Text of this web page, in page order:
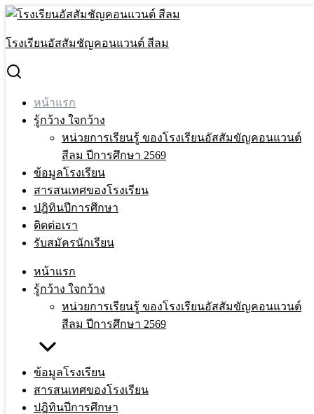
Skip
content
โรงเรียนอัสสัมชัญคอนแวนต์ สีลม
หน้าแรก
รู้กว้าง ใจกว้าง
หน่วยการเรียนรู้ ของโรงเรียนอัสสัมขัญคอนแวนต์
สีลม ปีการศึกษา 2569
ข้อมูลโรงเรียน
สารสนเทศของโรงเรียน
ปฎิทินปีการศึกษา
ติดต่อเรา
รับสมัครนักเรียน
หน้าแรก
รู้กว้าง ใจกว้าง
หน่วยการเรียนรู้ ของโรงเรียนอัสสัมขัญคอนแวนต์
สีลม ปีการศึกษา 2569
ข้อมูลโรงเรียน
สารสนเทศของโรงเรียน
ปฎิทินปีการศึกษา
for:
หน้าแรก(F)new2026
กิจกรรมของโรงเรียน